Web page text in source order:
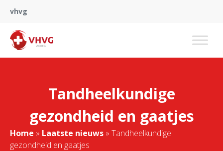
vhvg
Tandheelkundige
gezondheid en gaatjes
Home » Laatste nieuws » Tandheelkundige
gezondheid en gaatjes